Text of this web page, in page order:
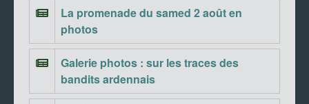
La promenade du samed 2 août en
photos
Galerie photos : sur les traces des
bandits ardennais